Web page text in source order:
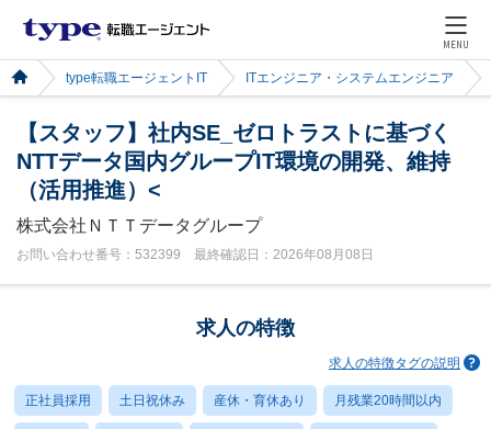
MENU
type転職エージェントIT ITエンジニア・システムエンジニア
【スタッフ】社内SE_ゼロトラストに基づく
NTTデータ国内グループIT環境の開発、維持
（活用推進）<
株式会社ＮＴＴデータグループ
お問い合わせ番号：532399 最終確認日：2026年08月08日
求人の特徴
求人の特徴タグの説明
正社員採用 土日祝休み 産休・育休あり 月残業20時間以内